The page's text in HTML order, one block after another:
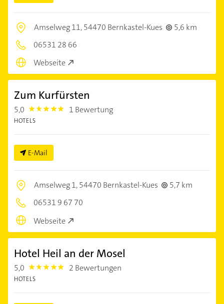
Amselweg 11,54470 Bernkastel-Kues
5,6 km
06531 28 66
Webseite
Zum Kurfürsten
5,0 5.0 1 Bewertung
HOTELS
E-Mail
Amselweg 1,54470 Bernkastel-Kues
5,7 km
06531 9 67 70
Webseite
Hotel Heil an der Mosel
5,0 5.0 2 Bewertungen
HOTELS